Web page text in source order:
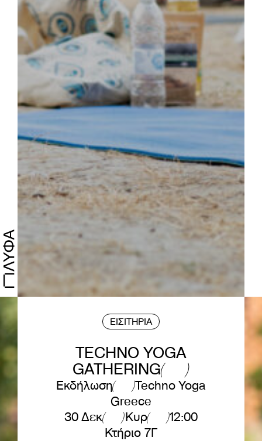
ΕΙΣΙΤΗΡΙΑ
TECHNO YOGA
GATHERING
Εκδήλωση
Techno Yoga
Greece
30 Δεκ
Κυρ
12:00
Κτήριο 7Γ